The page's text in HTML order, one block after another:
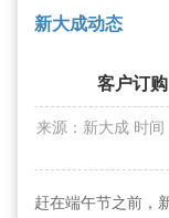
新大成动态
客户订
来源：新大成 时
赶在端午节之前，